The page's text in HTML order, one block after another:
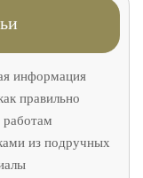
информация
правильно
работам
из подручных